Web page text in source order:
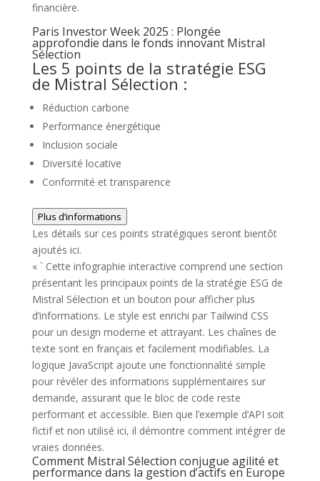
financière.
Paris Investor Week 2025 : Plongée
approfondie dans le fonds innovant Mistral
Sélection
Les 5 points de la stratégie ESG
de Mistral Sélection :
Réduction carbone
Performance énergétique
Inclusion sociale
Diversité locative
Conformité et transparence
Plus d’informations
Les détails sur ces points stratégiques seront bientôt
ajoutés ici.
« ` Cette infographie interactive comprend une section
présentant les principaux points de la stratégie ESG de
Mistral Sélection et un bouton pour afficher plus
d’informations. Le style est enrichi par Tailwind CSS
pour un design moderne et attrayant. Les chaînes de
texte sont en français et facilement modifiables. La
logique JavaScript ajoute une fonctionnalité simple
pour révéler des informations supplémentaires sur
demande, assurant que le bloc de code reste
performant et accessible. Bien que l’exemple d’API soit
fictif et non utilisé ici, il démontre comment intégrer de
vraies données.
Comment Mistral Sélection conjugue agilité et
performance dans la gestion d’actifs en Europe